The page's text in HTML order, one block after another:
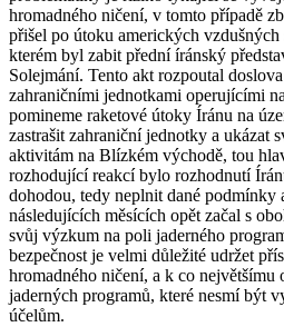
hromadného ničení, v tomto případě
přišel po útoku amerických
kterém byl zabit přední íránský
Solejmání. Tento akt rozpoutal
zahraničními jednotkami operujícími
pomineme raketové útoky Íránu na
zastrašit zahraniční jednotky a ukázat
aktivitám na Blízkém východě, tou
rozhodující reakcí bylo rozhodnutí
dohodou, tedy neplnit dané podmínky
následujících měsících opět začal s
svůj výzkum na poli jaderného
bezpečnost je velmi důležité udržet
hromadného ničení, a k co největšímu
jaderných programů, které nesmí být
účelům.